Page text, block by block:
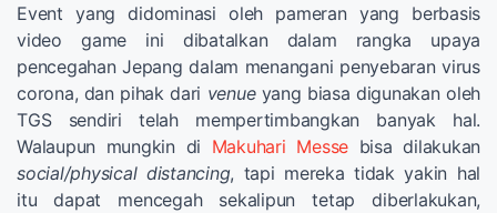
Event yang didominasi oleh pameran yang berbasis
video game ini dibatalkan dalam rangka upaya
pencegahan Jepang dalam menangani penyebaran virus
corona, dan pihak dari venueyang biasa digunakan oleh
TGS sendiri telah mempertimbangkan banyak hal.
Walaupun mungkin di Makuhari Messe bisa dilakukan
social/physical distancing, tapi mereka tidak yakin hal
itu dapat mencegah sekalipun tetap diberlakukan,